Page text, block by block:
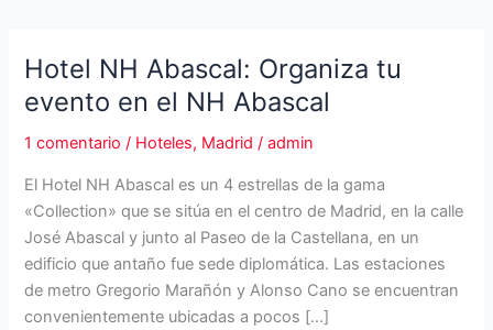
Hotel NH Abascal: Organiza tu
evento en el NH Abascal
1 comentario / Hoteles, Madrid /admin
El Hotel NH Abascal es un 4 estrellas de la gama
«Collection» que se sitúa en el centro de Madrid, en la calle
José Abascal y junto al Paseo de la Castellana, en un
edificio que antaño fue sede diplomática. Las estaciones
de metro Gregorio Marañón y Alonso Cano se encuentran
convenientemente ubicadas a pocos […]